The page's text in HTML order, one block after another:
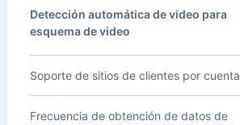
Detección automática de video para
esquema de video
Soporte de sitios de clientes por cuenta
Frecuencia de obtención de datos de